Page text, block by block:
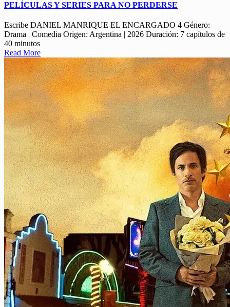
PELÍCULAS Y SERIES PARA NO PERDERSE
Escribe DANIEL MANRIQUE EL ENCARGADO 4 Género:
Drama | Comedia Origen: Argentina | 2026 Duración: 7 capítulos de
40 minutos
Read More